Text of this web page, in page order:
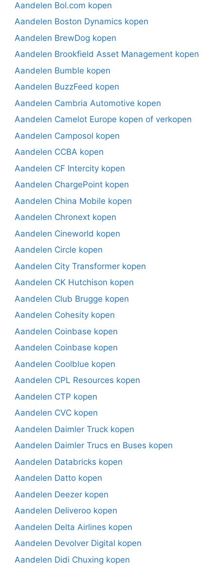
Aandelen Bol.com kopen
Aandelen Boston Dynamics kopen
Aandelen BrewDog kopen
Aandelen Brookfield Asset Management kopen
Aandelen Bumble kopen
Aandelen BuzzFeed kopen
Aandelen Cambria Automotive kopen
Aandelen Camelot Europe kopen of verkopen
Aandelen Camposol kopen
Aandelen CCBA kopen
Aandelen CF Intercity kopen
Aandelen ChargePoint kopen
Aandelen China Mobile kopen
Aandelen Chronext kopen
Aandelen Cineworld kopen
Aandelen Circle kopen
Aandelen City Transformer kopen
Aandelen CK Hutchison kopen
Aandelen Club Brugge kopen
Aandelen Cohesity kopen
Aandelen Coinbase kopen
Aandelen Coinbase kopen
Aandelen Coolblue kopen
Aandelen CPL Resources kopen
Aandelen CTP kopen
Aandelen CVC kopen
Aandelen Daimler Truck kopen
Aandelen Daimler Trucs en Buses kopen
Aandelen Databricks kopen
Aandelen Datto kopen
Aandelen Deezer kopen
Aandelen Deliveroo kopen
Aandelen Delta Airlines kopen
Aandelen Devolver Digital kopen
Aandelen Didi Chuxing kopen